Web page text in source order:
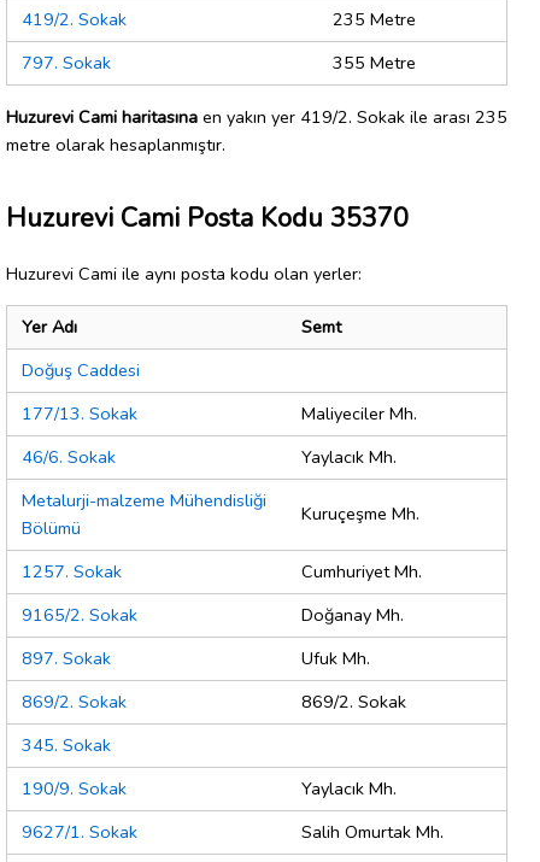
419/2. Sokak
235 Metre
797. Sokak
355 Metre
Huzurevi Cami haritasına en yakın yer 419/2. Sokak ile arası 235
metre olarak hesaplanmıştır.
Huzurevi Cami Posta Kodu 35370
Huzurevi Cami ile aynı posta kodu olan yerler:
Yer Adı
Semt
Doğuş Caddesi
177/13. Sokak
Maliyeciler Mh.
46/6. Sokak
Yaylacık Mh.
Metalurji-malzeme Mühendisliği
Bölümü
Kuruçeşme Mh.
1257. Sokak
Cumhuriyet Mh.
9165/2. Sokak
Doğanay Mh.
897. Sokak
Ufuk Mh.
869/2. Sokak
869/2. Sokak
345. Sokak
190/9. Sokak
Yaylacık Mh.
9627/1. Sokak
Salih Omurtak Mh.